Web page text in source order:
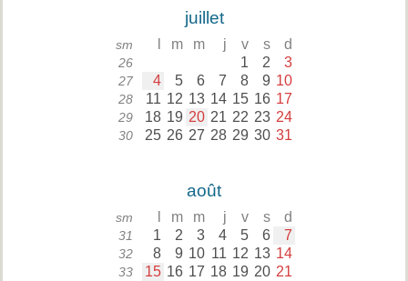
juillet
sm m m j v s d
26 1 2 3
27 4 5 6 7 8 9 10
28 11 12 13 14 15 16 17
29 18 19 20 21 22 23 24
30 25 26 27 28 29 30 31
août
sm m m j v s d
31 1 2 3 4 5 6 7
32 8 9 10 11 12 13 14
33 15 16 17 18 19 20 21